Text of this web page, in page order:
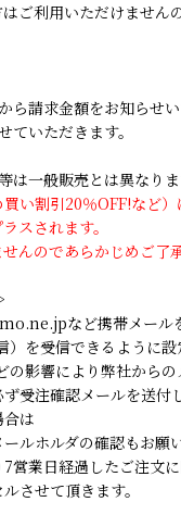
ご利用いただけません
請求金額をお知らせい
いただきます。
は一般販売とは異なり
い割引20％OFF!など）
スされます。
んのであらかじめご了
など携帯メール
を受信できるように設
影響により弊社からの
受注確認メールを送付
は
ルホルダの確認もお願
営業日経過したご注文
させて頂きます。